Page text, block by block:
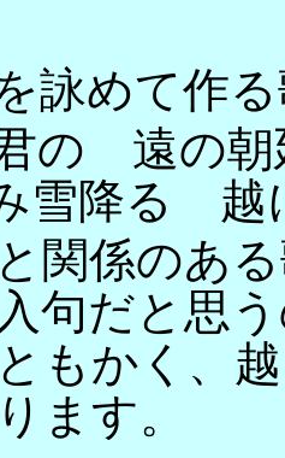
詠めて作る
君の 遠の
雪降る 越
関係のあ
句だと思
もかく、
ます。